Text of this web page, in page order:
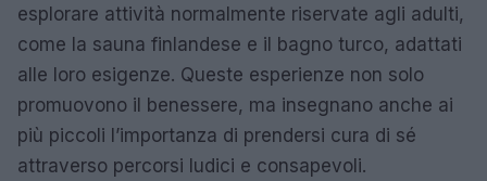
esplorare attività normalmente riservate agli adulti,
come la sauna finlandese e il bagno turco, adattati
alle loro esigenze. Queste esperienze non solo
promuovono il benessere, ma insegnano anche ai
più piccoli l’importanza di prendersi cura di sé
attraverso percorsi ludici e consapevoli.